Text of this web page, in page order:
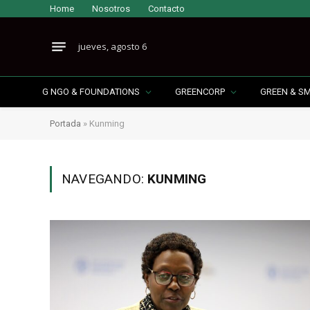
Home Nosotros Contacto
jueves, agosto 6
G NGO & FOUNDATIONS GREENCORP GREEN &
Portada » Kunming
NAVEGANDO: KUNMING